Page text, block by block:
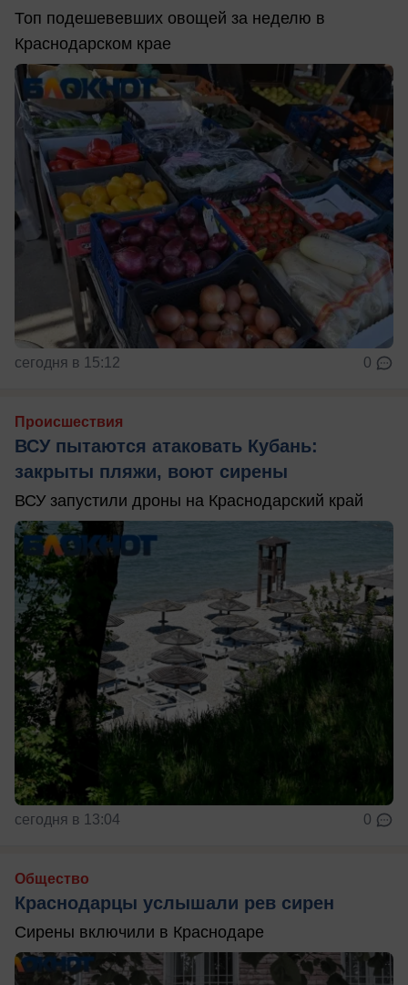
Топ подешевевших овощей за неделю в
Краснодарском крае
сегодня в 15:12 0
Происшествия
ВСУ пытаются атаковать Кубань:
закрыты пляжи, воют сирены
ВСУ запустили дроны на Краснодарский край
сегодня в 13:04 0
Общество
Краснодарцы услышали рев сирен
Сирены включили в Краснодаре